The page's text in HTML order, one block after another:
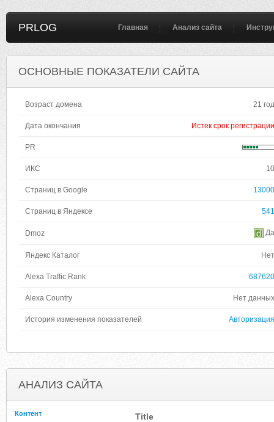
PRLOG Главная Анализ сайта
ОСНОВНЫЕ ПОКАЗАТЕЛИ САЙТА
Возраст домена 21 год
Дата окончания Истек срок регистрации
PR
ИКС 10
Страниц в Google 13000
Страниц в Яндексе 541
Dmoz Да
Яндекс Каталог Нет
Alexa Traffic Rank 687620
Alexa Country Нет данных
История изменения показателей Авторизация
АНАЛИЗ САЙТА
Контент Title